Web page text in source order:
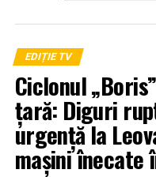
EDIȚIE TV
Ciclonul
țară: Diguri
urgență la
mașini înecate